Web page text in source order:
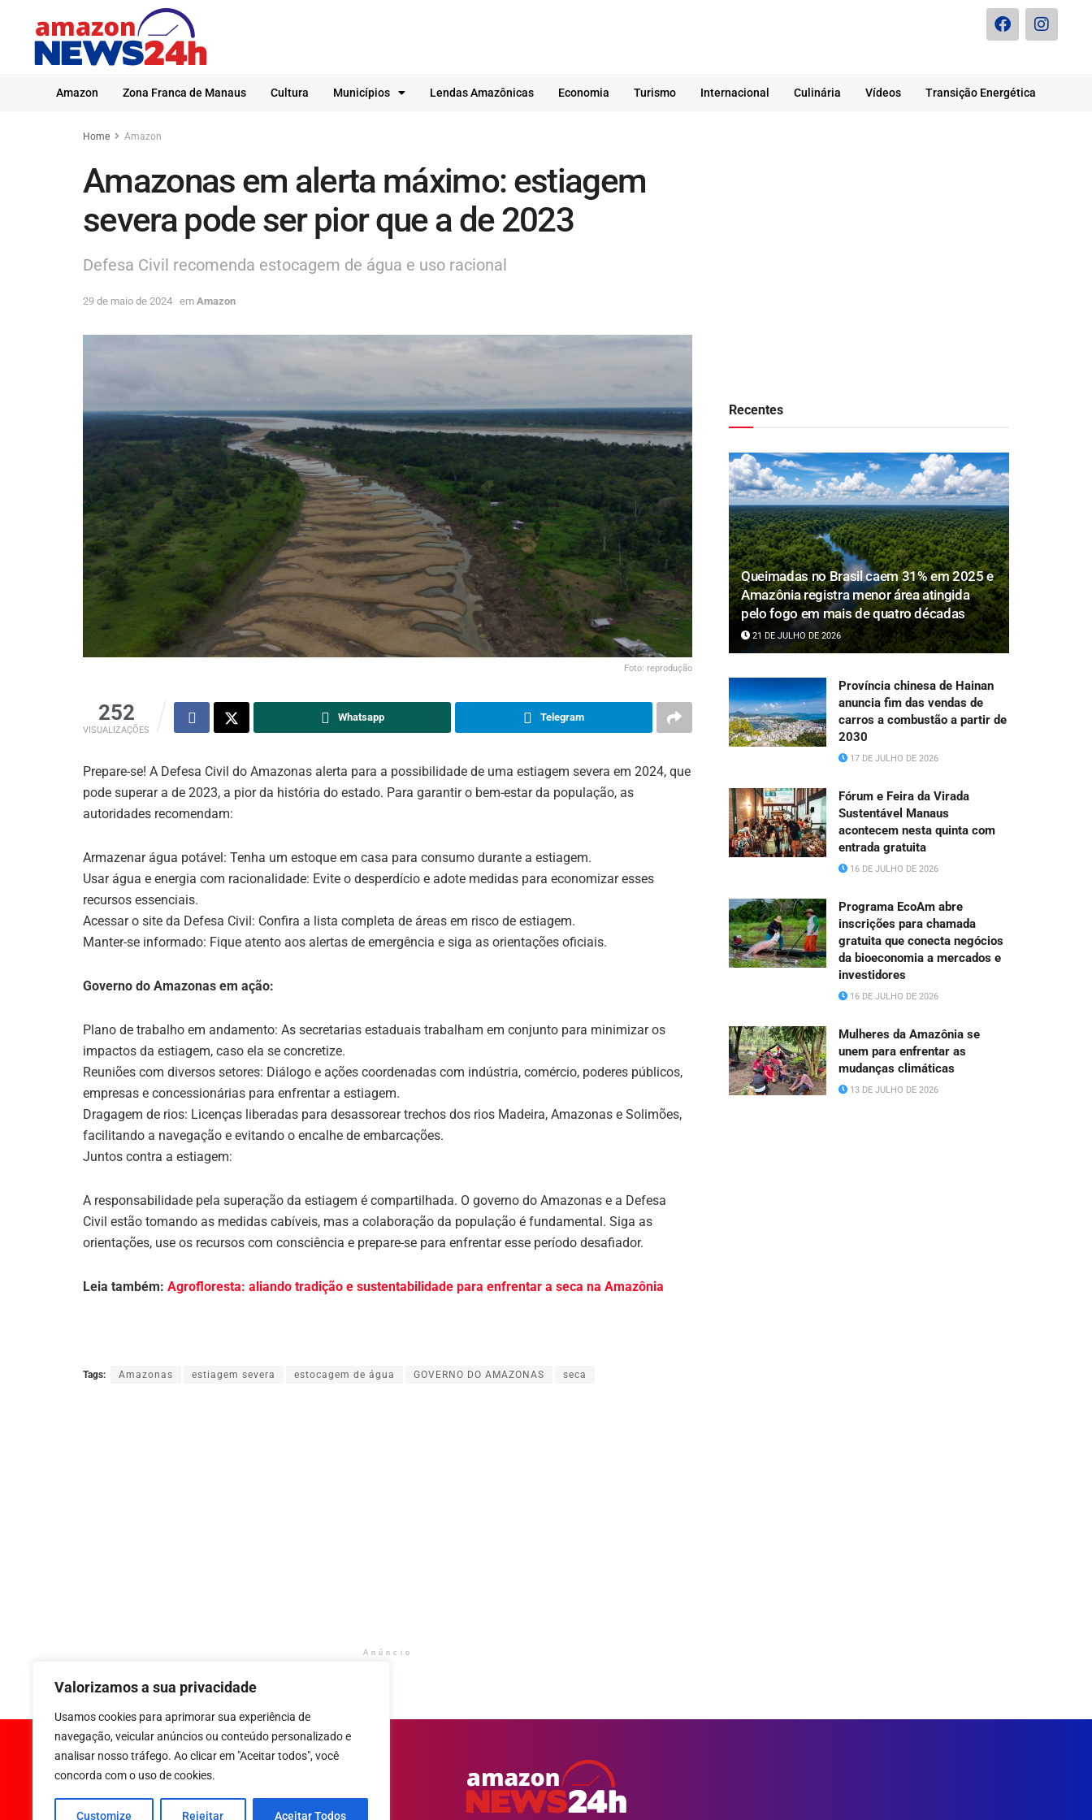
Valorizamos a sua privacidade
Usamos cookies para aprimorar sua experiência de
navegação, veicular anúncios ou conteúdo personalizado e
analisar nosso tráfego. Ao clicar em "Aceitar todos", você
concorda com o uso de cookies.
Customize Rejeitar Aceitar Todos
Amazon Zona Franca de Manaus Cultura Municípios Lendas Amazônicas Economia Turismo Internacional Culinária Vídeos Transição Energética
Home Amazon
Amazonas em alerta máximo: estiagem
severa pode ser pior que a de 2023
Defesa Civil recomenda estocagem de água e uso racional
29 de maio de 2024 em Amazon
Foto: reprodução
252
VISUALIZAÇÕES
Whatsapp Telegram
Prepare-se! A Defesa Civil do Amazonas alerta para a possibilidade de uma estiagem severa em 2024, que
pode superar a de 2023, a pior da história do estado. Para garantir o bem-estar da população, as
autoridades recomendam:
Armazenar água potável: Tenha um estoque em casa para consumo durante a estiagem.
Usar água e energia com racionalidade: Evite o desperdício e adote medidas para economizar esses
recursos essenciais.
Acessar o site da Defesa Civil: Confira a lista completa de áreas em risco de estiagem.
Manter-se informado: Fique atento aos alertas de emergência e siga as orientações oficiais.
Governo do Amazonas em ação:
Plano de trabalho em andamento: As secretarias estaduais trabalham em conjunto para minimizar os
impactos da estiagem, caso ela se concretize.
Reuniões com diversos setores: Diálogo e ações coordenadas com indústria, comércio, poderes públicos,
empresas e concessionárias para enfrentar a estiagem.
Dragagem de rios: Licenças liberadas para desassorear trechos dos rios Madeira, Amazonas e Solimões,
facilitando a navegação e evitando o encalhe de embarcações.
Juntos contra a estiagem:
A responsabilidade pela superação da estiagem é compartilhada. O governo do Amazonas e a Defesa
Civil estão tomando as medidas cabíveis, mas a colaboração da população é fundamental. Siga as
orientações, use os recursos com consciência e prepare-se para enfrentar esse período desafiador.
Leia também: Agrofloresta: aliando tradição e sustentabilidade para enfrentar a seca na Amazônia
Tags: Amazonas estiagem severa estocagem de água GOVERNO DO AMAZONAS seca
Anúncio
Recentes
Queimadas no Brasil caem 31% em 2025 e
Amazônia registra menor área atingida
pelo fogo em mais de quatro décadas
21 DE JULHO DE 2026
Província chinesa de Hainan
anuncia fim das vendas de
carros a combustão a partir de
2030
17 DE JULHO DE 2026
Fórum e Feira da Virada
Sustentável Manaus
acontecem nesta quinta com
entrada gratuita
16 DE JULHO DE 2026
Programa EcoAm abre
inscrições para chamada
gratuita que conecta negócios
da bioeconomia a mercados e
investidores
16 DE JULHO DE 2026
Mulheres da Amazônia se
unem para enfrentar as
mudanças climáticas
13 DE JULHO DE 2026